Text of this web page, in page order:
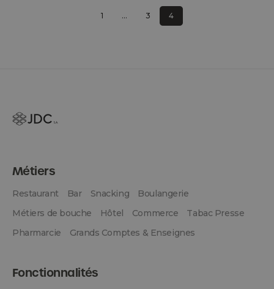
1 ... 3 4
Métiers
Restaurant Bar Snacking
Boulangerie
Métiers de bouche
Hôtel Commerce
Tabac Presse
Pharmarcie
Grands Comptes & Enseignes
Fonctionnalités